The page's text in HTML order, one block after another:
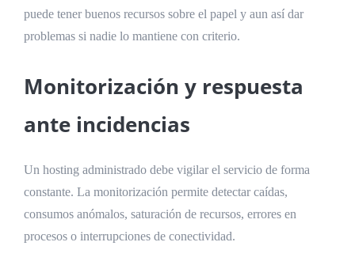
puede tener buenos recursos sobre el papel y aun así dar
problemas si nadie lo mantiene con criterio.
Monitorización y respuesta
ante incidencias
Un hosting administrado debe vigilar el servicio de forma
constante. La monitorización permite detectar caídas,
consumos anómalos, saturación de recursos, errores en
procesos o interrupciones de conectividad.